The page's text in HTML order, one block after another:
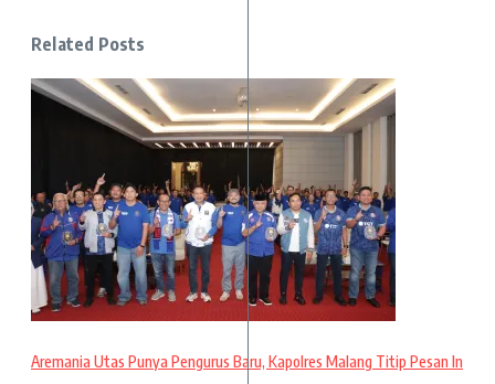
Related Posts
Aremania Utas Punya Pengurus Baru, Kapolres Malang Titip Pesan In